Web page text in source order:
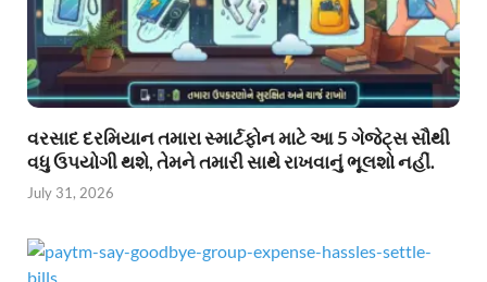
વરસાદ દરમિયાન તમારા સ્માર્ટફોન માટે આ 5 ગેજેટ્સ સૌથી
વધુ ઉપયોગી થશે, તેમને તમારી સાથે રાખવાનું ભૂલશો નહીં.
July 31, 2026